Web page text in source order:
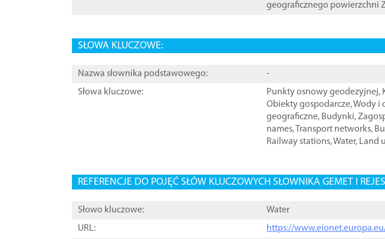
geograficznego powierzchni
SŁOWA KLUCZOWE:
Nazwa słownika podstawowego:
-
Słowa kluczowe:
Punkty osnowy geodezyjnej,
Obiekty gospodarcze,Wody i
geograficzne, Budynki,
names,Transport networks,
Railway stations,Water, Land
REFERENCJE DO POJĘĆ SŁÓW KLUCZOWYCH SŁOWNIKA GEMET I
Słowo kluczowe:
Water
URL:
https://